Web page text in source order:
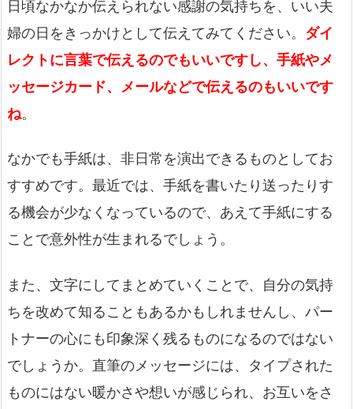
日頃なかなか伝えられない感謝の気持ちを、いい夫
婦の日をきっかけとして伝えてみてください。 ダイ
レクトに言葉で伝えるのでもいいですし、手紙やメ
ッセージカード、メールなどで伝えるのもいいです
ね。
なかでも手紙は、非日常を演出できるものとしてお
すすめです。最近では、手紙を書いたり送ったりす
る機会が少なくなっているので、あえて手紙にする
ことで意外性が生まれるでしょう。
また、文字にしてまとめていくことで、自分の気持
ちを改めて知ることもあるかもしれませんし、パー
トナーの心にも印象深く残るものになるのではない
でしょうか。直筆のメッセージには、タイプされた
ものにはない暖かさや想いが感じられ、お互いをさ